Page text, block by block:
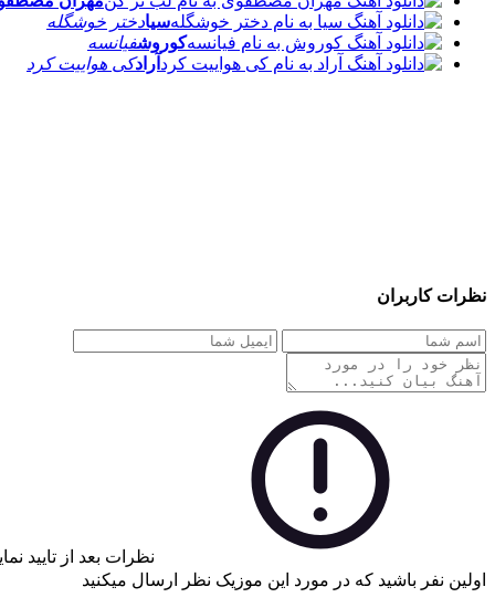
سیادختر خوشگله
کوروشفیانسه
آرادکی هواییت کرد
نظرات کاربران
نظرات بعد از تایید
اولین نفر باشید که در مورد این موزیک نظر ارسال میکنید